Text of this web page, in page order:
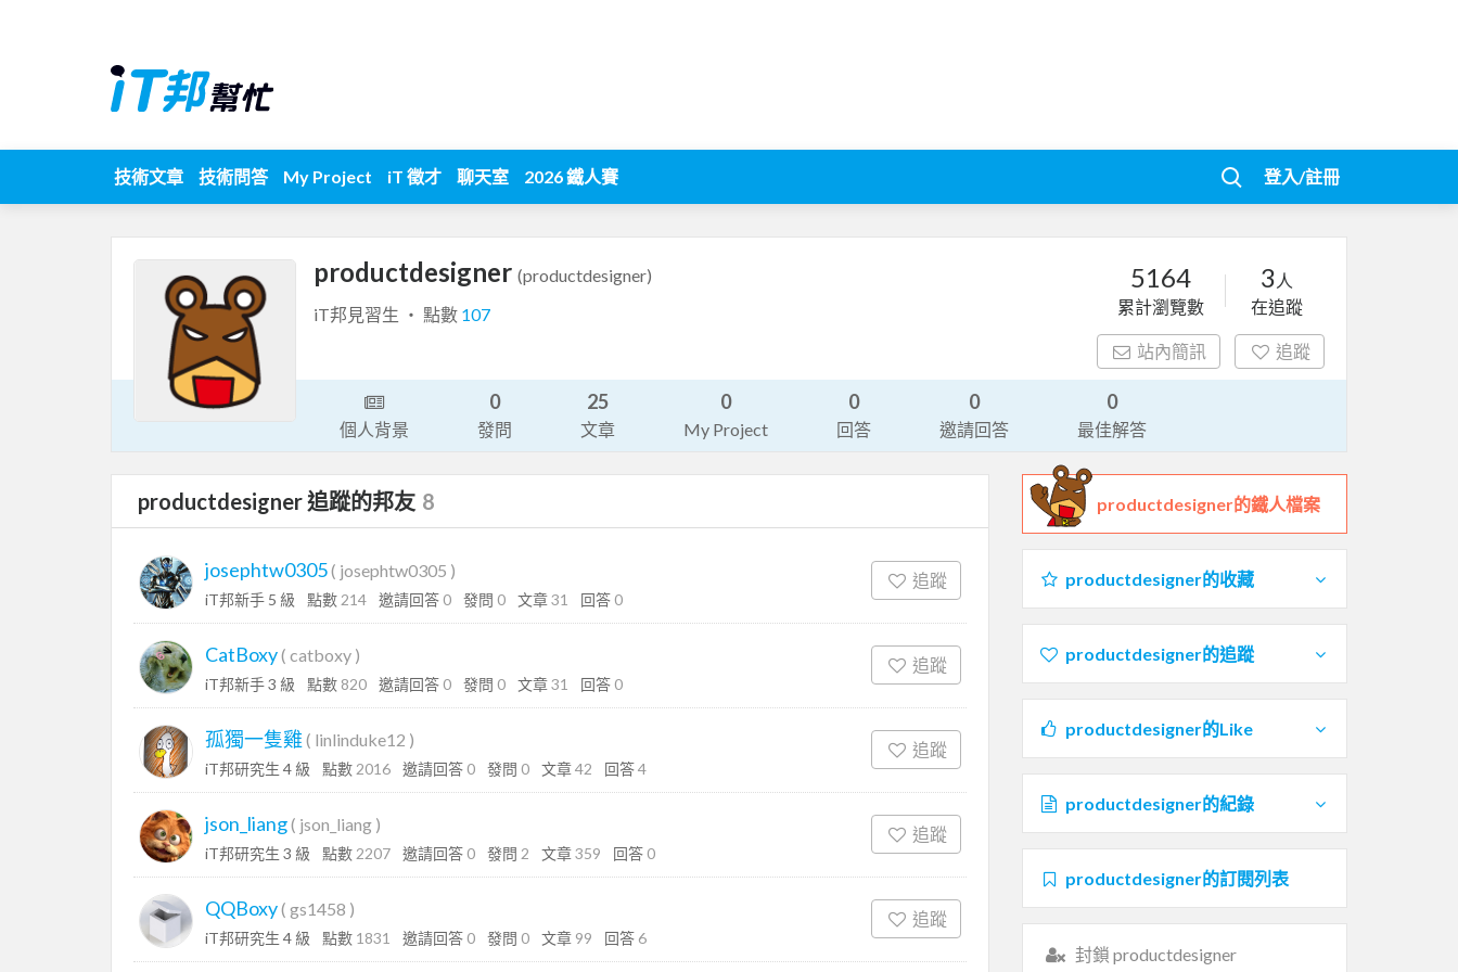
技術文章 技術問答 My Project iT 徵才 聊天室 2026 鐵人賽 登入/註冊
productdesigner (productdesigner)
iT邦見習生 ‧ 點數 107
5164
累計瀏覽數
3 人
在追蹤
站內簡訊 追蹤
個人背景
0
發問
25
文章
0
My Project
0
回答
0
邀請回答
0
最佳解答
productdesigner 追蹤的邦友 8
josephtw0305( josephtw0305 )
iT邦新手 5 級 點數 214 邀請回答 0 發問 0 文章31 回答 0
追蹤
CatBoxy( catboxy )
iT邦新手 3 級 點數 820 邀請回答 0 發問 0 文章31 回答 0
追蹤
孤獨一隻雞 ( linlinduke12 )
iT邦研究生 4 級 點數 2016 邀請回答 0 發問 0 文章42 回答4
追蹤
json_liang( json_liang )
iT邦研究生 3 級 點數 2207 邀請回答 0 發問 2 文章359 回答 0
追蹤
QQBoxy( gs1458 )
iT邦研究生 4 級 點數 1831 邀請回答 0 發問 0 文章 99 回答 6
追蹤
productdesigner的鐵人檔案
productdesigner的收藏
productdesigner的追蹤
productdesigner的Like
productdesigner的紀錄
productdesigner的訂閱列表
封鎖 productdesigner